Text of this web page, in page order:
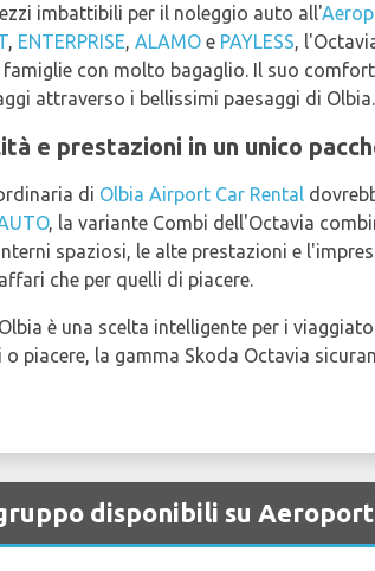
imbattibili per il noleggio auto all'
, ENTERPRISE, ALAMO e PAYLESS,
famiglie con molto bagaglio. Il suo
attraverso i bellissimi paesaggi di Olbia.
e prestazioni in un unico
di Olbia Airport Car Rental
, la variante Combi dell'Octavia
spaziosi, le alte prestazioni e
che per quelli di piacere.
è una scelta intelligente per i
piacere, la gamma Skoda Octavia
disponibili su